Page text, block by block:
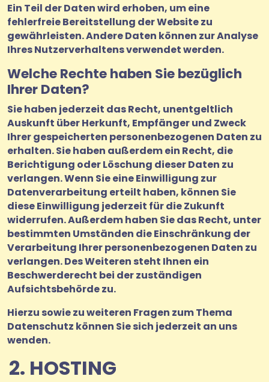
Ein Teil der Daten wird erhoben, um eine
fehlerfreie Bereitstellung der Website zu
gewährleisten. Andere Daten können zur Analyse
Ihres Nutzerverhaltens verwendet werden.
Welche Rechte haben Sie bezüglich
Ihrer Daten?
Sie haben jederzeit das Recht, unentgeltlich
Auskunft über Herkunft, Empfänger und Zweck
Ihrer gespeicherten personenbezogenen Daten zu
erhalten. Sie haben außerdem ein Recht, die
Berichtigung oder Löschung dieser Daten zu
verlangen. Wenn Sie eine Einwilligung zur
Datenverarbeitung erteilt haben, können Sie
diese Einwilligung jederzeit für die Zukunft
widerrufen. Außerdem haben Sie das Recht, unter
bestimmten Umständen die Einschränkung der
Verarbeitung Ihrer personenbezogenen Daten zu
verlangen. Des Weiteren steht Ihnen ein
Beschwerderecht bei der zuständigen
Aufsichtsbehörde zu.
Hierzu sowie zu weiteren Fragen zum Thema
Datenschutz können Sie sich jederzeit an uns
wenden.
2. HOSTING